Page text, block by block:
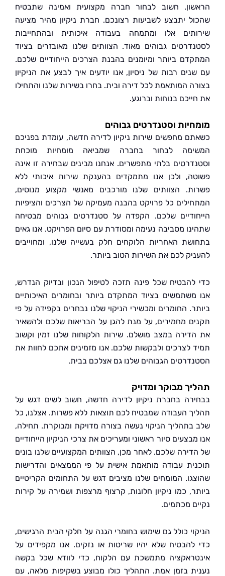
חשוב לבחור חברה מקצועית ואמינה שתבטיח
יתבצע לשביעות רצונכם. חברת ניקיון מהיר מציעה
אלו ומתמחה בעבודה איכותית ובהתחייבות
גבוהים מאוד. הצוותים שלנו מאובזרים בציוד
ביותר ומיומנים בהבנת הצרכים הייחודיים שלכם.
רבות של ניסיון, אנו יודעים איך לבצע את הניקיון
המותאמת לכל דירה ובית. בחרו בשירות שלנו והתחילו
בנוחות וברוגע.
וסטנדרטים גבוהים
מחפשים שירות ניקיון לדירה חדשה, עומדת בפניכם
לבחור בחברה שמביאה מומחיות מוכחת
בלתי מתפשרים. אנחנו מבינים שבחירה זו אינה
ולכן אנו מתמקדים בהענקת שירות איכותי ללא
הצוותים שלנו מורכבים מאנשי מקצוע מנוסים,
כל פרויקט בהבנה מעמיקה של הצרכים והציפיות
שלכם. הקפדה על סטנדרטים גבוהים מבטיחה
מסביבה נעימה ומסודרת עם סיום הפרויקט. אנו גאים
האחריות הלוקחים חלק בעשייה שלנו, ומחוייבים
לכם את השירות הטוב ביותר.
שכל פינה תזכה לטיפול הנכון ובדיוק הנדרש,
בציוד המתקדם ביותר ובחומרים האיכותיים
החומרים ומכשירי הניקוי שלנו נבחרים בקפידה על פי
מחמירים, על מנת להגן על הבריאות שלכם ולהשאיר
במצב מושלם. שירות הלקוחות שלנו זמין וקשוב
לצרכים ולבקשות שלכם. אנו מזמינים אתכם לחוות את
הגבוהים שלנו גם אצלכם בבית.
מבוקר ומדויק
בחברת ניקיון לדירה חדשה, חשוב לשים דגש על
העבודה שמבטיח לכם תוצאות ללא פשרות. אצלנו, כל
הניקוי נעשה בצורה מדויקת ומבוקרת. תחילה,
סיור ראשוני ומעריכים את צרכי הניקיון הייחודיים
שלכם. לאחר מכן, הצוותים המקצועיים שלנו בונים
עבודה מותאמת אישית על פי הממצאים והדרישות
המומחים שלנו מציבים דגש על התחומים הקריטיים
כמו ניקיון חלונות, קרצוף מרצפות ושמירה על קירות
מכתמים.
כולל גם שימוש בחומרי הגנה על חלקי הבית הרגישים,
שלא יהיו שריטות או נזקים. אנו מקפידים על
מתמשכת עם הלקוח, כדי לוודא שכל בקשה
בזמן אמת. התהליך כולו מבוצע בשקיפות מלאה, עם